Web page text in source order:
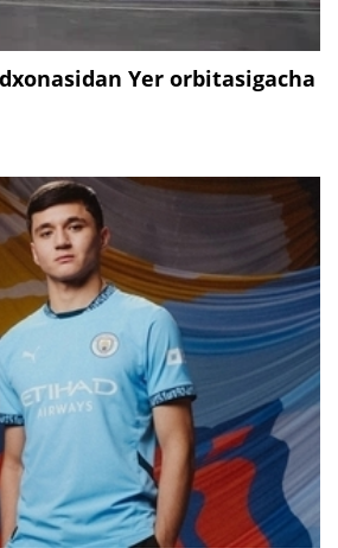
Yer orbitasigacha